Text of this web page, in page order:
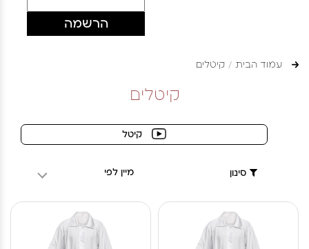
הרשמה
עמוד הבית קיטלים
קיטלים
קיטל
סינון מיין לפי